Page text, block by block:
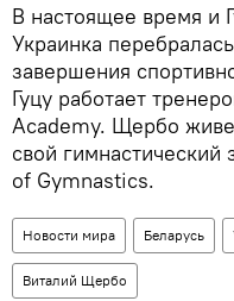
В настоящее время и
Украинка
завершения
Гуцу работает
Academy. Щербо
свой
of Gymnastics.
Новости мира Беларусь
Виталий Щербо